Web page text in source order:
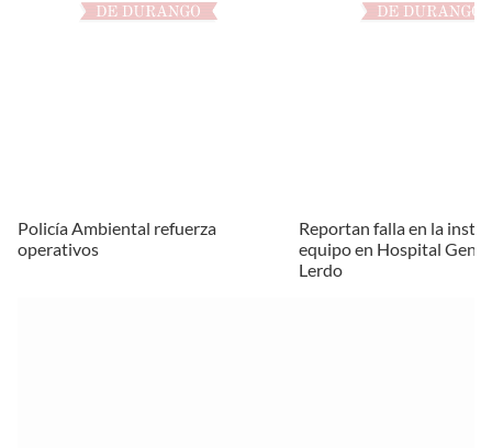
Policía Ambiental refuerza
operativos
Reportan falla en la
equipo en Hospital
Lerdo